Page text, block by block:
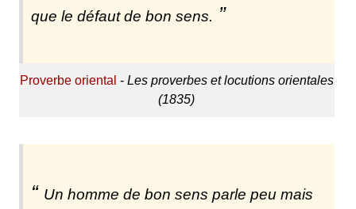
que le défaut de bon sens.
Proverbe oriental - Les proverbes et locutions orientales
(1835)
Un homme de bon sens parle peu mais